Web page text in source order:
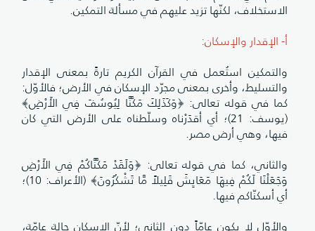
الاستخلاف، لكنّها تزيد عليهم في مسألة التمكين.
أ- الإقدار والإسكان:
والتمكين استُعمل في القرآن الكريم تارةً بمعنى الإقدار
والتسليط، وأخرى بمعنى مجرّد الإسكان في الأرض؛ فالأوّل:
كما في قوله تعالى: ﴿وَكَذَلِكَ مَكَّنَّا لِيُوسُفَ فِي الأَرْضِ﴾
(يوسف: 21)؛ أي أقدَرْناه وسلّطناه على الأرض التي كان
فيها، وهي أرض مصر.
والثاني، كما في قوله تعالى: ﴿وَلَقَدْ مَكَّنَّاكُمْ فِي الأَرْضِ
وَجَعَلْنَا لَكُمْ فِيهَا مَعَايِشَ قَلِيلاً مَّا تَشْكُرُونَ﴾ (الأعراف: 10)؛
أي أسكنّاكم فيها.
والأوّل لا يكون عامّاً دون الثاني؛ لأنّ الإسكان حالة عامّة،